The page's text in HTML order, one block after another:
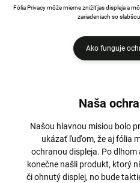
Fólia Privacy môže mierne znižíť jas displeja a
zariadeniach so
Ako funguje
Naša
Našou hlavnou misiou bolo
ukázať ľuďom, že aj fólia
ochranou displeja. Po
konečne našli produkt, ktorý
či ohnutý displej, no bude